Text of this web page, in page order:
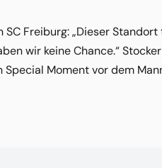
SC Freiburg: „Dieser
wir keine Chance.“
Moment vor dem